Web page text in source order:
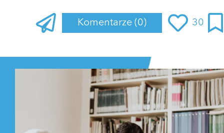
Komentarze (0) 30